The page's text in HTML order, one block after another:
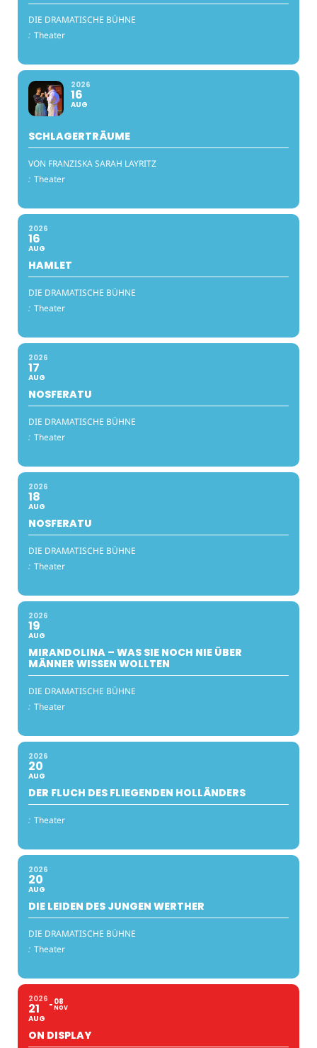
DIE DRAMATISCHE BÜHNE
: Theater
2026
16
AUG
SCHLAGERTRÄUME
VON FRANZISKA SARAH LAYRITZ
: Theater
2026
16
AUG
HAMLET
DIE DRAMATISCHE BÜHNE
: Theater
2026
17
AUG
NOSFERATU
DIE DRAMATISCHE BÜHNE
: Theater
2026
18
AUG
NOSFERATU
DIE DRAMATISCHE BÜHNE
: Theater
2026
19
AUG
MIRANDOLINA – WAS SIE NOCH NIE ÜBER
MÄNNER WISSEN WOLLTEN
DIE DRAMATISCHE BÜHNE
: Theater
2026
20
AUG
DER FLUCH DES FLIEGENDEN HOLLÄNDERS
: Theater
2026
20
AUG
DIE LEIDEN DES JUNGEN WERTHER
DIE DRAMATISCHE BÜHNE
: Theater
2026
21
AUG
08
NOV
ON DISPLAY